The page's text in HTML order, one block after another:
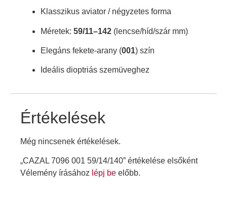
Klasszikus aviator / négyzetes forma
Méretek: 59/11–142 (lencse/híd/szár mm)
Elegáns fekete-arany (001) szín
Ideális dioptriás szemüveghez
Értékelések
Még nincsenek értékelések.
„CAZAL 7096 001 59/14/140” értékelése elsőként
Vélemény írásához lépj be előbb.